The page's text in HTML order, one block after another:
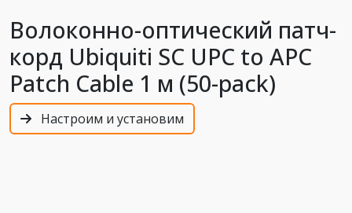
Волоконно-оптический патч-
корд Ubiquiti SC UPC to APC
Patch Cable 1 м (50-pack)
Настроим и установим